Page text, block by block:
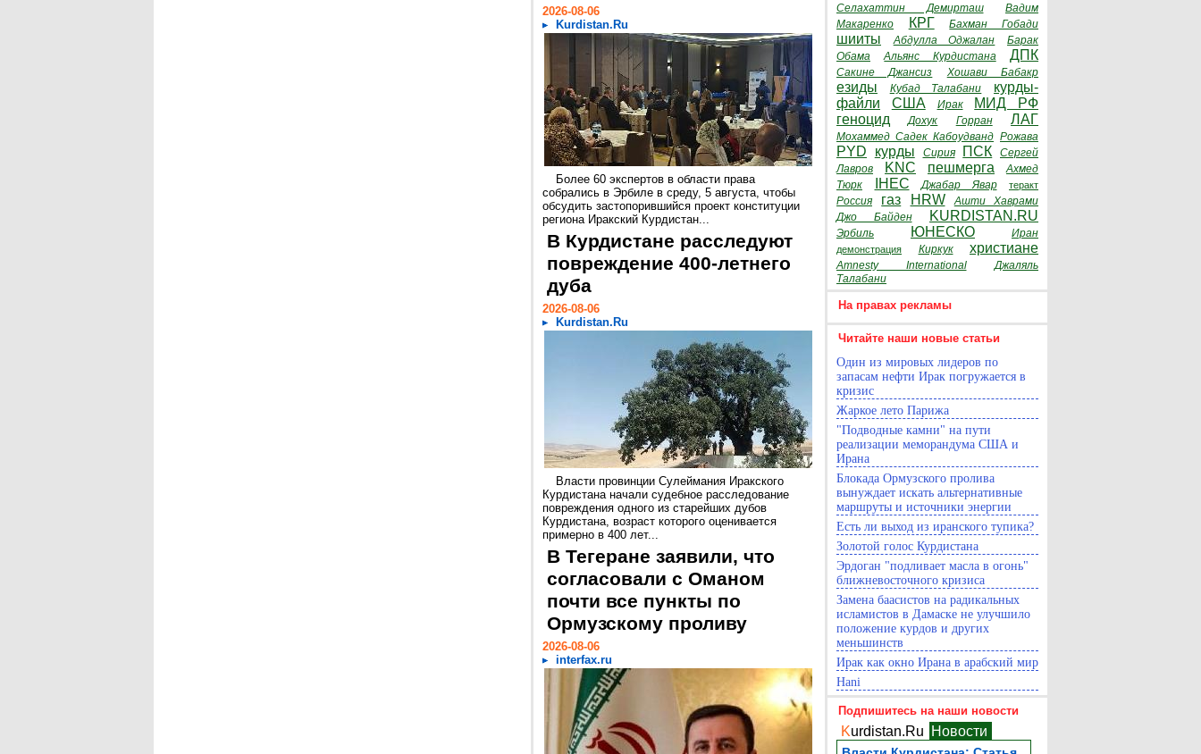
2026-08-06
Kurdistan.Ru
Более 60 экспертов в области права
собрались в Эрбиле в среду, 5 августа, чтобы
обсудить застопорившийся проект конституции
региона Иракский Курдистан...
В Курдистане расследуют
повреждение 400-летнего
дуба
2026-08-06
Kurdistan.Ru
Власти провинции Сулеймания Иракского
Курдистана начали судебное расследование
повреждения одного из старейших дубов
Курдистана, возраст которого оценивается
примерно в 400 лет...
В Тегеране заявили, что
согласовали с Оманом
почти все пункты по
Ормузскому проливу
2026-08-06
interfax.ru
Селахаттин Демирташ
Вадим
Макаренко
КРГ Бахман Гобади
шииты Абдулла Оджалан
Барак
Обама
Альянс Курдистана ДПК
Сакине Джансиз Хошави Бабакр
езиды Кубад Талабани
курды-
файли
США Ирак
МИД РФ
геноцид
Дохук Горран ЛАГ
Мохаммед Садек Кабоудванд Рожава
PYD курды Сирия ПСК
Сергей
Лавров
KNC пешмерга
Ахмед
Тюрк
IHEC Джабар Явар теракт
Россия газ HRW
Ашти Хаврами
Джо Байден
KURDISTAN.RU
Эрбиль ЮНЕСКО Иран
демонстрация Киркук христиане
Amnesty International
Джаляль
Талабани
На правах рекламы
Читайте наши новые статьи
Один из мировых лидеров по
запасам нефти Ирак погружается в
кризис
Жаркое лето Парижа
"Подводные камни" на пути
реализации меморандума США и
Ирана
Блокада Ормузского пролива
вынуждает искать альтернативные
маршруты и источники энергии
Есть ли выход из иранского тупика?
Золотой голос Курдистана
Эрдоган "подливает масла в огонь"
ближневосточного кризиса
Замена баасистов на радикальных
исламистов в Дамаске не улучшило
положение курдов и других
меньшинств
Ирак как окно Ирана в арабский мир
Hani
Подпишитесь на наши новости
Kurdistan.Ru Новости